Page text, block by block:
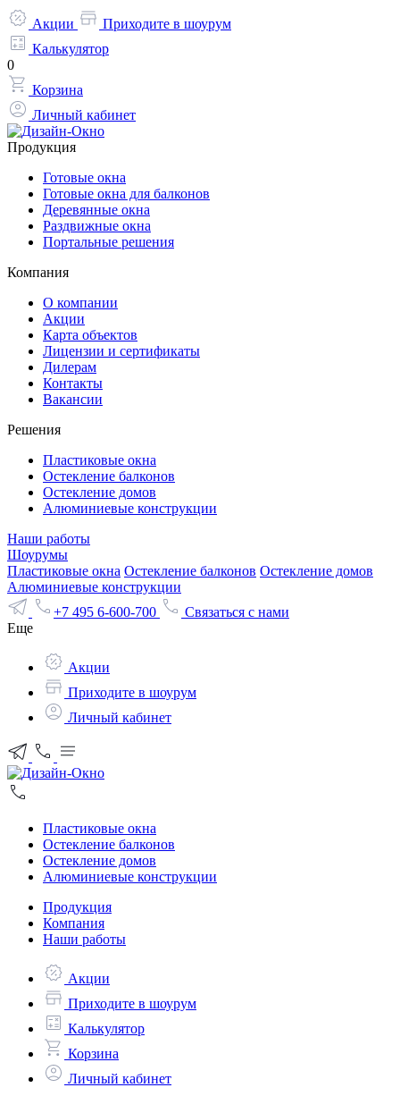
Акции
Приходите в шоурум
Калькулятор
0
Корзина
Личный кабинет
Продукция
Готовые окна
Готовые окна для балконов
Деревянные окна
Раздвижные окна
Портальные решения
Компания
О компании
Акции
Карта объектов
Лицензии и сертификаты
Дилерам
Контакты
Вакансии
Решения
Пластиковые окна
Остекление балконов
Остекление домов
Алюминиевые конструкции
Наши работы
Шоурумы
Пластиковые окна Остекление балконов Остекление домов
Алюминиевые конструкции
+7 495 6-600-700
Связаться с нами
Еще
Акции
Приходите в шоурум
Личный кабинет
Пластиковые окна
Остекление балконов
Остекление домов
Алюминиевые конструкции
Продукция
Компания
Наши работы
Акции
Приходите в шоурум
Калькулятор
Корзина
Личный кабинет